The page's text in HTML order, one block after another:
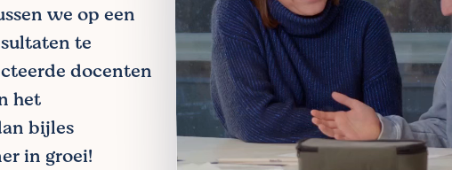
we op een
te
docenten
het
bijles
in groei!